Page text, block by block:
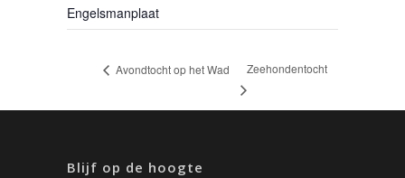
Engelsmanplaat
Avondtocht op het Wad Zeehondentocht
Blijf op de hoogte